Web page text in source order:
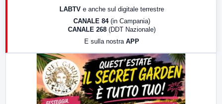
LabNews (replica)
LABTV e anche sul digitale terrestre
CANALE 84 (in Campania)
CANALE 268 (DDT Nazionale)
E sulla nostra APP